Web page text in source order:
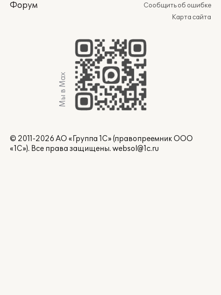
Форум
Сообщить об ошибке
Карта сайта
Мы в Max
© 2011-2026 АО «Группа 1С» (правопреемник ООО
«1С»). Все права защищены. websol@1c.ru